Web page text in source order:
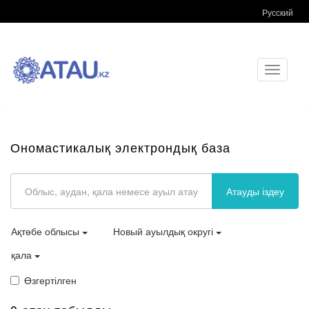
Русский
Toggle
Ономастикалық электрондық база
Атауды іздеу
Ақтөбе облысы
Новый ауылдық округі
қала
Өзгертілген